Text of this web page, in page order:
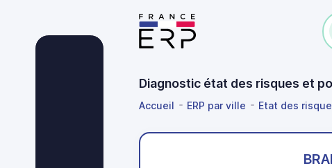
Diagnostic état des risques et
Accueil ERP par ville Etat des